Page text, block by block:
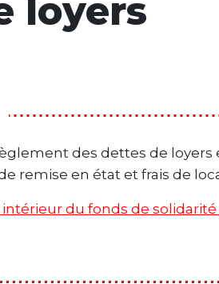
loyers
des dettes de loyers
remise en état et frais de
du fonds de